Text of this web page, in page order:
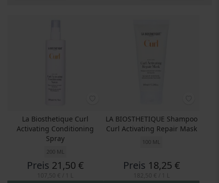
La Biosthetique Curl
Activating Conditioning
Spray
200 ML
Preis 21,50 €
LA BIOSTHETIQUE Shampoo
Curl Activating Repair Mask
100 ML
Preis 18,25 €